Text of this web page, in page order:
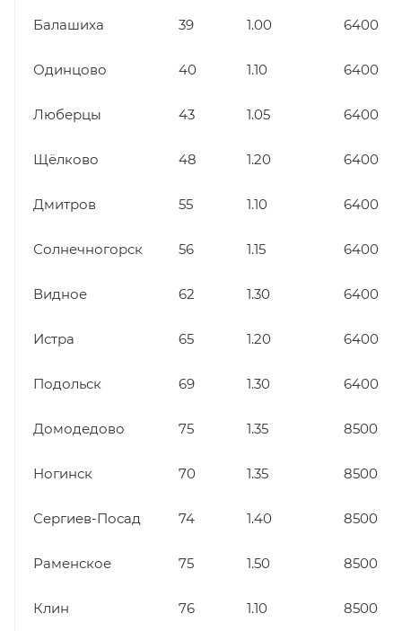
Балашиха 39 1.00 6400
Одинцово 40 1.10 6400
Люберцы 43 1.05 6400
Щёлково 48 1.20 6400
Дмитров 55 1.10 6400
Солнечногорск 56 1.15 6400
Видное 62 1.30 6400
Истра 65 1.20 6400
Подольск 69 1.30 6400
Домодедово 75 1.35 8500
Ногинск 70 1.35 8500
Сергиев-Посад 74 1.40 8500
Раменское 75 1.50 8500
Клин 76 1.10 8500